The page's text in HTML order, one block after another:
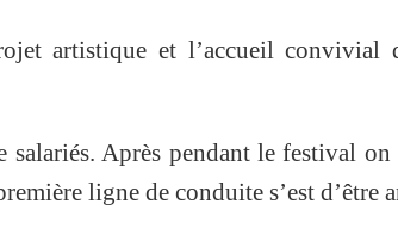
artistique et l’accueil convivial
salariés. Après pendant le festival
ligne de conduite s’est d’être